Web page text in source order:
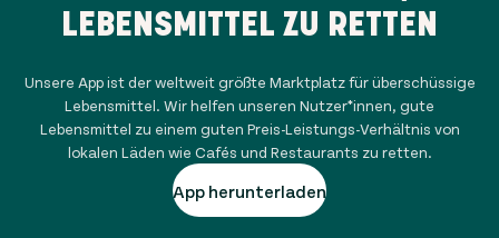
LEBENSMITTEL ZU RETTEN
Unsere App ist der weltweit größte Marktplatz für überschüssige
Lebensmittel. Wir helfen unseren Nutzer*innen, gute
Lebensmittel zu einem guten Preis-Leistungs-Verhältnis von
lokalen Läden wie Cafés und Restaurants zu retten.
App herunterladen